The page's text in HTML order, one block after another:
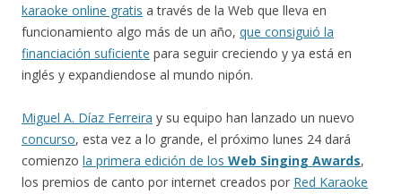
karaoke online gratis a través de la Web que lleva en
funcionamiento algo más de un año, que consiguió la
financiación suficiente para seguir creciendo y ya está en
inglés y expandiendose al mundo nipón.
Miguel A. Díaz Ferreira y su equipo han lanzado un nuevo
concurso, esta vez a lo grande, el próximo lunes 24 dará
comienzo la primera edición de los Web Singing Awards,
los premios de canto por internet creados por Red Karaoke